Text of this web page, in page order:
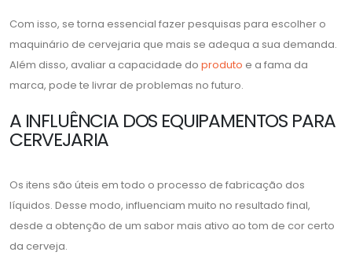
Com isso, se torna essencial fazer pesquisas para escolher o
maquinário de cervejaria que mais se adequa a sua demanda.
Além disso, avaliar a capacidade do produto e a fama da
marca, pode te livrar de problemas no futuro.
A INFLUÊNCIA DOS EQUIPAMENTOS PARA
CERVEJARIA
Os itens são úteis em todo o processo de fabricação dos
líquidos. Desse modo, influenciam muito no resultado final,
desde a obtenção de um sabor mais ativo ao tom de cor certo
da cerveja.